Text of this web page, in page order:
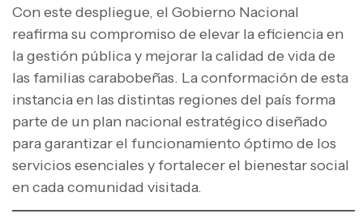
Con este despliegue, el Gobierno Nacional
reafirma su compromiso de elevar la eficiencia en
la gestión pública y mejorar la calidad de vida de
las familias carabobeñas. La conformación de esta
instancia en las distintas regiones del país forma
parte de un plan nacional estratégico diseñado
para garantizar el funcionamiento óptimo de los
servicios esenciales y fortalecer el bienestar social
en cada comunidad visitada.